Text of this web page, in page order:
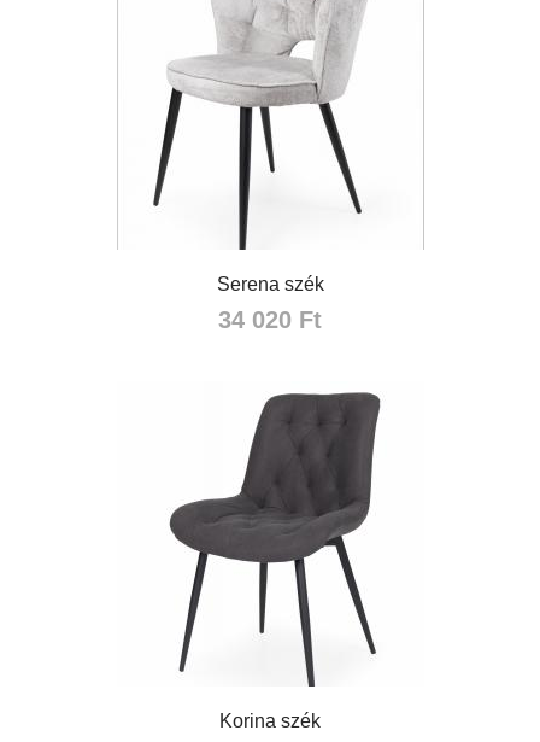
Serena szék
34 020 Ft
Korina szék